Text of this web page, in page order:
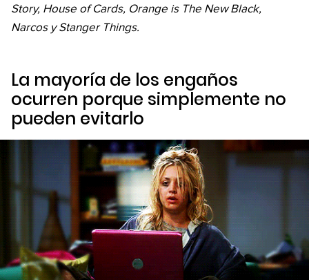
Story, House of Cards, Orange is The New Black,
Narcos y Stanger Things.
La mayoría de los engaños
ocurren porque simplemente no
pueden evitarlo